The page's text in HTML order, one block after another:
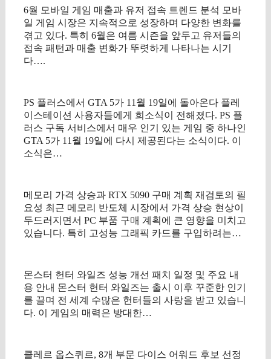
6월 모바일 게임 매출과 유저 접속 트렌드 분석 모바
일 게임 시장은 지속적으로 성장하며 다양한 변화를
겪고 있다. 특히 6월은 여름 시즌을 앞두고 유저들의
접속 패턴과 매출 변화가 뚜렷하게 나타나는 시기
다….
PS 플러스에서 GTA 5가 11월 19일에 돌아온다 플레
이스테이션 사용자들에게 희소식이 전해졌다. PS 플
러스 구독 서비스에서 매우 인기 있는 게임 중 하나인
GTA 5가 11월 19일에 다시 제공된다는 소식이다. 이
소식은…
메모리 가격 상승과 RTX 5090 구매 계획 재검토의 필
요성 최근 메모리 반도체 시장에서 가격 상승 현상이
두드러지면서 PC 부품 구매 계획에 큰 영향을 미치고
있습니다. 특히 고성능 그래픽 카드를 구입하려는…
몬스터 헌터 와일즈 성능 개선 패치 일정 및 주요 내
용 안내 몬스터 헌터 와일즈는 출시 이후 꾸준한 인기
를 끌며 전 세계 수많은 헌터들의 사랑을 받고 있습니
다. 이 게임의 매력은 방대한…
클레르 옵스퀴르, 8개 부문 다이스 어워드 후보 선정